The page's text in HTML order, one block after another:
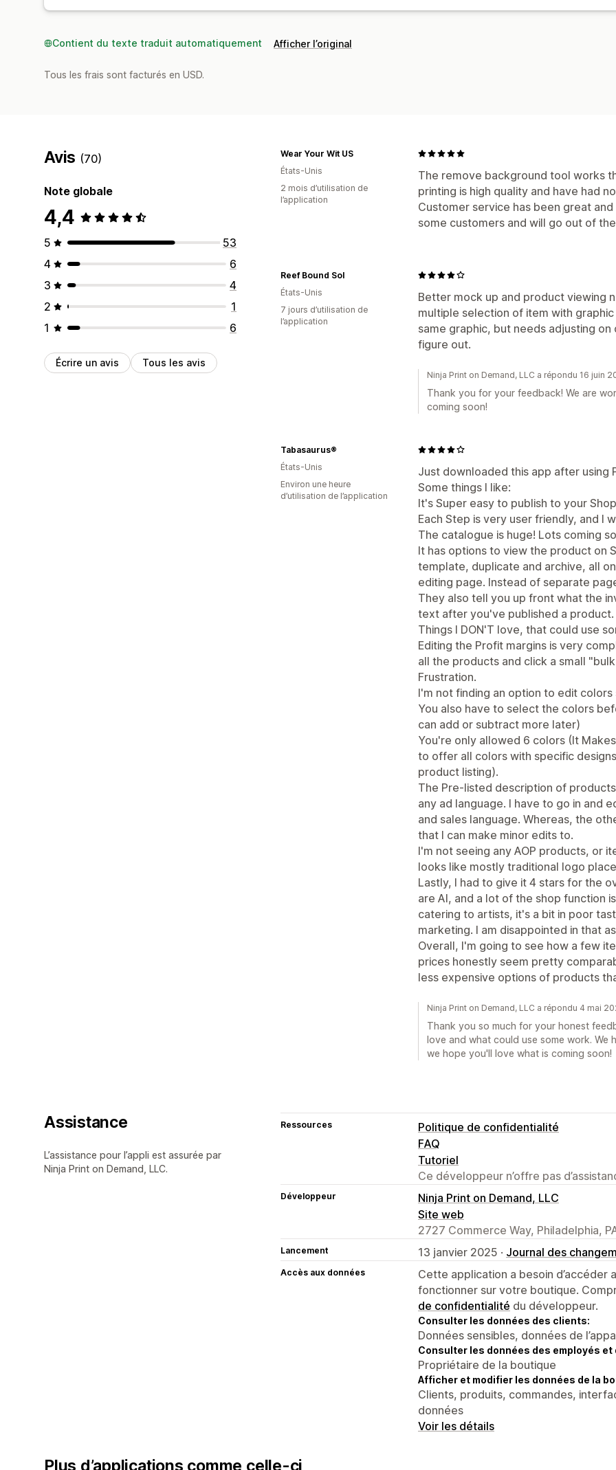
Contient du texte traduit automatiquement Afficher l’original
Tous les frais sont facturés en USD.
Avis (70)
Note globale
4,4
5
53
4
6
3
4
2
1
1
6
Écrire un avis Tous les avis
The remove background tool works
printing is high quality and have had
Customer service has been great
some customers and will go out of
Wear Your Wit US
États-Unis
2 mois d’utilisation de
l’application
Better mock up and product viewing
multiple selection of item with
same graphic, but needs adjusting
figure out.
Reef Bound Sol
États-Unis
7 jours d’utilisation de
l’application
Ninja Print on Demand, LLC a répondu 16 juin
Thank you for your feedback! We are
coming soon!
Just downloaded this app after using
Some things I like:
It's Super easy to publish to your
Each Step is very user friendly, and I
The catalogue is huge! Lots coming
It has options to view the product on
template, duplicate and archive, all
editing page. Instead of separate
They also tell you up front what the
text after you've published a product.
Things I DON'T love, that could use
Editing the Profit margins is very
all the products and click a small
Frustration.
I'm not finding an option to edit colors
You also have to select the colors
can add or subtract more later)
You're only allowed 6 colors (It
to offer all colors with specific
product listing).
The Pre-listed description of
any ad language. I have to go in and
and sales language. Whereas, the
that I can make minor edits to.
I'm not seeing any AOP products, or
looks like mostly traditional logo
Lastly, I had to give it 4 stars for the
are AI, and a lot of the shop function
catering to artists, it's a bit in poor
marketing. I am disappointed in that
Overall, I'm going to see how a few
prices honestly seem pretty
less expensive options of products
Tabasaurus®
États-Unis
Environ une heure
d’utilisation de l’application
Ninja Print on Demand, LLC a répondu 4 mai
Thank you so much for your honest
love and what could use some work. We
we hope you'll love what is coming soon!
Assistance
L’assistance pour l’appli est assurée par
Ninja Print on Demand, LLC.
Ressources
Politique de confidentialité
FAQ
Tutoriel
Ce développeur n’offre pas
Développeur
Ninja Print on Demand, LLC
Site web
2727 Commerce Way, Philadelphia,
Lancement 13 janvier 2025 · Journal des
Accès aux données
Cette application a besoin d’accéder
fonctionner sur votre boutique.
de confidentialité du développeur.
Consulter les données des clients:
Données sensibles, données de
Consulter les données des employés
Propriétaire de la boutique
Afficher et modifier les données de la
Clients, produits, commandes,
données
Voir les détails
Plus d’applications comme celle-ci